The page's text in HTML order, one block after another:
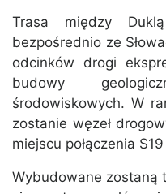
Trasa między
bezpośrednio ze
odcinków drogi
budowy
środowiskowych. W
zostanie węzeł
miejscu połączenia
Wybudowane zostaną